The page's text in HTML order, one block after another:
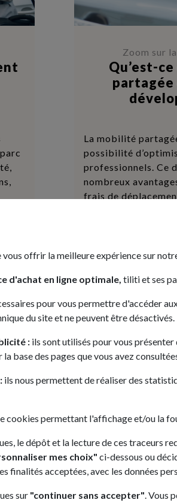
offrir la meilleure expérience sur
d'achat en ligne optimale, tiliti et ses
pour vous permettre d'accéder
du site et ne peuvent être désactivés.
: ils sont utilisés pour vous
la base des pages que vous avez
ils nous permettent de réaliser des
cookies permettant l'affichage et/ou la
le dépôt et la lecture de ces traceurs
mes choix" ci-dessous ou
finalités acceptées, avec les données
sur "continuer sans accepter". Vous
Zoom sur
Qu’est-
partagée
La mobilité
possibilité
professionnels. Ce
nombreux
frais de